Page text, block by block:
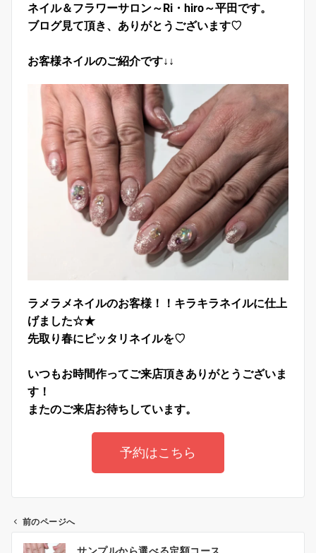
ネイル＆フラワーサロン～Ri・hiro～平田です。
ブログ見て頂き、ありがとうございます♡
お客様ネイルのご紹介です↓↓
ラメラメネイルのお客様！！キラキラネイルに仕上
げました☆★
先取り春にピッタリネイルを♡
いつもお時間作ってご来店頂きありがとうございま
す！
またのご来店お待ちしています。
予約はこちら
前のページへ
サンプルから選べる定額コース